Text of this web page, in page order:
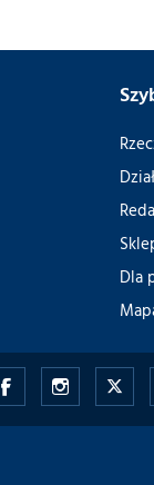
Dla
Gdański
Uniwersytet
Gdański